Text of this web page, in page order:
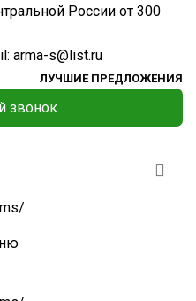
России от 300
arma-s@list.ru
ЛУЧШИЕ ПРЕДЛОЖЕНИЯ
звонок
/